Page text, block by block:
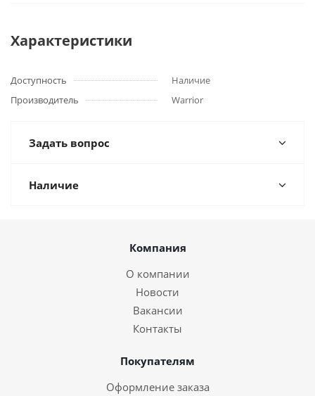
Характеристики
Доступность
Наличие
Производитель
Warrior
Задать вопрос
Наличие
Компания
О компании
Новости
Вакансии
Контакты
Покупателям
Оформление заказа